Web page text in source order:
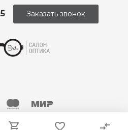
Заказать звонок